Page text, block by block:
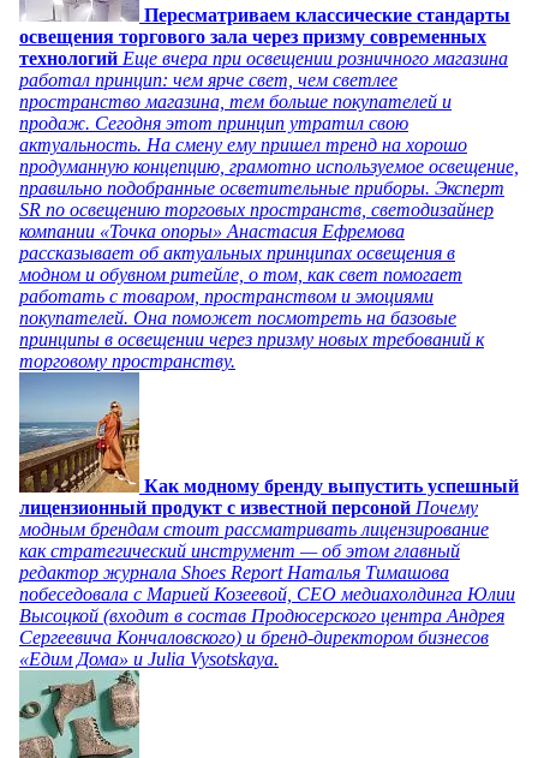
Пересматриваем классические стандарты
освещения торгового зала через призму современных
технологий Еще вчера при освещении розничного магазина
работал принцип: чем ярче свет, чем светлее
пространство магазина, тем больше покупателей и
продаж. Сегодня этот принцип утратил свою
актуальность. На смену ему пришел тренд на хорошо
продуманную концепцию, грамотно используемое освещение,
правильно подобранные осветительные приборы. Эксперт
SR по освещению торговых пространств, светодизайнер
компании «Точка опоры» Анастасия Ефремова
рассказывает об актуальных принципах освещения в
модном и обувном ритейле, о том, как свет помогает
работать с товаром, пространством и эмоциями
покупателей. Она поможет посмотреть на базовые
принципы в освещении через призму новых требований к
торговому пространству.
Как модному бренду выпустить успешный
лицензионный продукт с известной персоной Почему
модным брендам стоит рассматривать лицензирование
как стратегический инструмент — об этом главный
редактор журнала Shoes Report Наталья Тимашова
побеседовала с Марией Козеевой, СЕО медиахолдинга Юлии
Высоцкой (входит в состав Продюсерского центра Андрея
Сергеевича Кончаловского) и бренд-директором бизнесов
«Едим Дома» и Julia Vysotskaya.